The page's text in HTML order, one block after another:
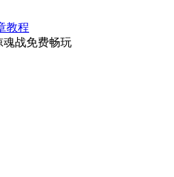
教程
魂战免费畅玩